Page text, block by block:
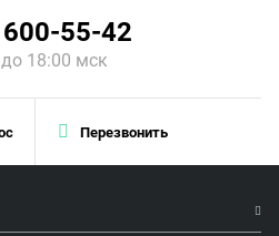
Перезвонить
55-42
18:00 мск